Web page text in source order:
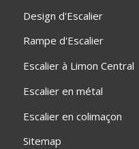
Design d'Escalier
Rampe d'Escalier
Escalier à Limon Central
Escalier en métal
Escalier en colimaçon
Sitemap